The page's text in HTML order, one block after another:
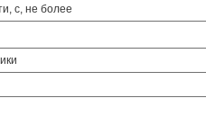
с, не более